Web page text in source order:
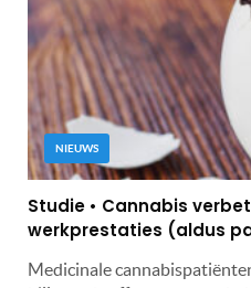
NIEUWS
Studie • Cannabis
werkprestaties (aldus
Medicinale